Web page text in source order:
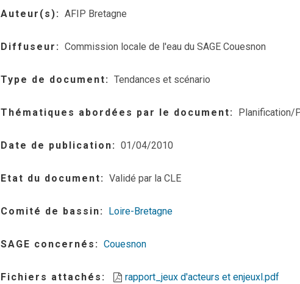
Auteur(s) AFIP Bretagne
Diffuseur Commission locale de l'eau du SAGE Couesnon
Type de document Tendances et scénario
Thématiques abordées par le document Planification/
Date de publication 01/04/2010
Etat du document Validé par la CLE
Comité de bassin Loire-Bretagne
SAGE concernés Couesnon
Fichiers attachés rapport_jeux d'acteurs et enjeuxl.pdf